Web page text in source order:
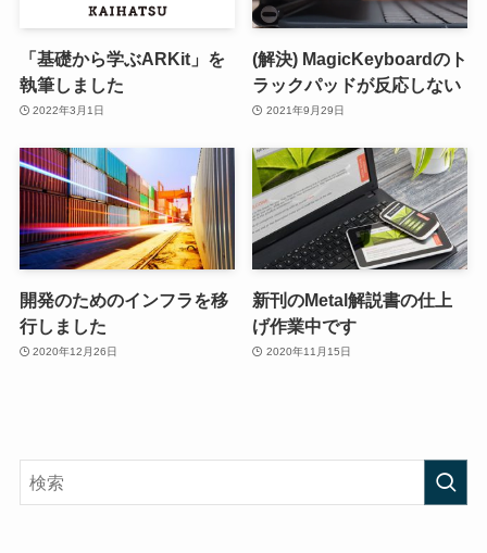
「基礎から学ぶARKit」を
執筆しました
2022年3月1日
(解決) MagicKeyboardのト
ラックパッドが反応しない
2021年9月29日
開発のためのインフラを移
行しました
2020年12月26日
新刊のMetal解説書の仕上
げ作業中です
2020年11月15日